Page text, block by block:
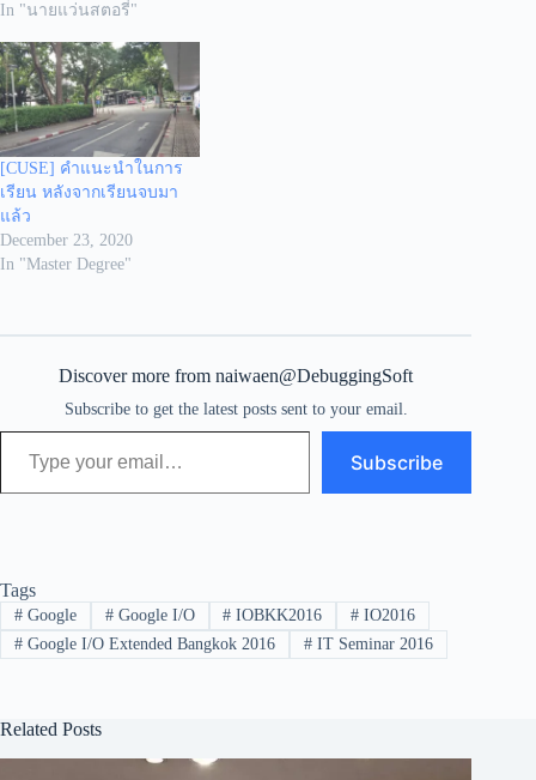
In "นายแว่นสตอรี่"
[CUSE] คำแนะนำในการ
เรียน หลังจากเรียนจบมา
แล้ว
December 23, 2020
In "Master Degree"
Discover more from naiwaen@DebuggingSoft
Subscribe to get the latest posts sent to your email.
Type your email…
Subscribe
Tags
#Google #Google I/O # IOBKK2016 # IO2016
#Google I/O Extended Bangkok 2016 #IT Seminar 2016
Related Posts